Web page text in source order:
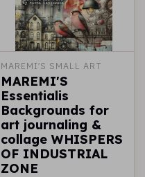
MAREMI'S SMALL ART
MAREMI'S
Essentialis
Backgrounds for
art journaling &
collage WHISPERS
OF INDUSTRIAL
ZONE